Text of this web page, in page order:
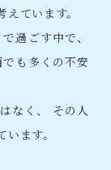
ています。
過ごす中で、
も多くの不安
なく、
ます。